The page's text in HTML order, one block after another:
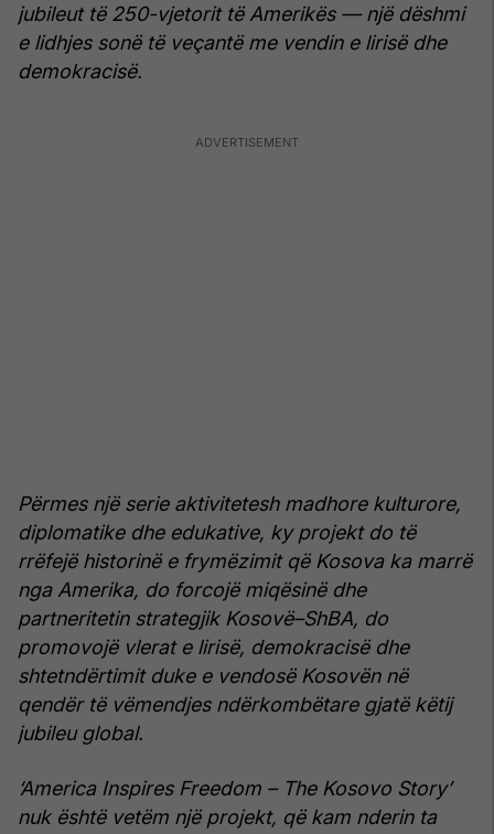
jubileut të 250-vjetorit të Amerikës — një dëshmi
e lidhjes sonë të veçantë me vendin e lirisë dhe
demokracisë.
Përmes një serie aktivitetesh madhore kulturore,
diplomatike dhe edukative, ky projekt do të
rrëfejë historinë e frymëzimit që Kosova ka marrë
nga Amerika, do forcojë miqësinë dhe
partneritetin strategjik Kosovë–ShBA, do
promovojë vlerat e lirisë, demokracisë dhe
shtetndërtimit duke e vendosë Kosovën në
qendër të vëmendjes ndërkombëtare gjatë këtij
jubileu global.
‘America Inspires Freedom – The Kosovo Story’
nuk është vetëm një projekt, që kam nderin ta